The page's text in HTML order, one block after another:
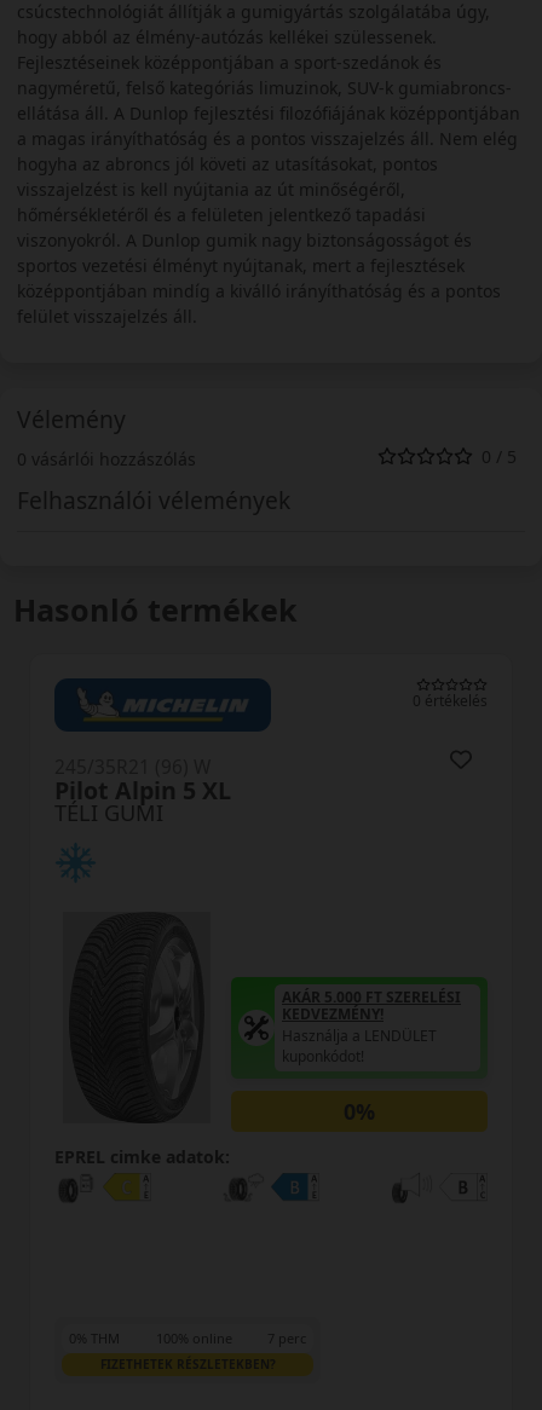
csúcstechnológiát állítják a gumigyártás szolgálatába úgy,
hogy abból az élmény-autózás kellékei szülessenek.
Fejlesztéseinek középpontjában a sport-szedánok és
nagyméretű, felső kategóriás limuzinok, SUV-k gumiabroncs-
ellátása áll. A Dunlop fejlesztési filozófiájának középpontjában
a magas irányíthatóság és a pontos visszajelzés áll. Nem elég
hogyha az abroncs jól követi az utasításokat, pontos
visszajelzést is kell nyújtania az út minőségéről,
hőmérsékletéről és a felületen jelentkező tapadási
viszonyokról. A Dunlop gumik nagy biztonságosságot és
sportos vezetési élményt nyújtanak, mert a fejlesztések
középpontjában mindíg a kiválló irányíthatóság és a pontos
felület visszajelzés áll.
Vélemény
0 vásárlói hozzászólás 0 / 5
Felhasználói vélemények
Hasonló termékek
0 értékelés
TÉLI GUMI
Pilot Alpin 5 XL
AKÁR 5.000 FT SZERELÉSI
KEDVEZMÉNY!
Használja a LENDÜLET
kuponkódot!
0%
EPREL cimke adatok:
0% THM 100% online 7 perc
FIZETHETEK RÉSZLETEKBEN?